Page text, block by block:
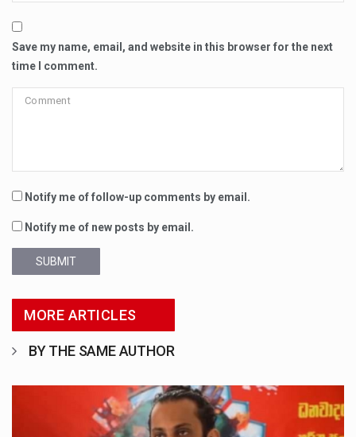
Save my name, email, and website in this browser for the next
time I comment.
Notify me of follow-up comments by email.
Notify me of new posts by email.
SUBMIT
MORE ARTICLES
BY THE SAME AUTHOR